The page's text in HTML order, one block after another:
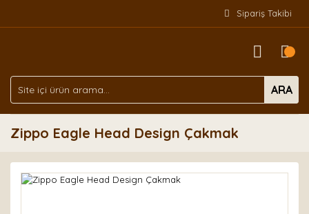
Sipariş Takibi
ARA
Zippo Eagle Head Design Çakmak